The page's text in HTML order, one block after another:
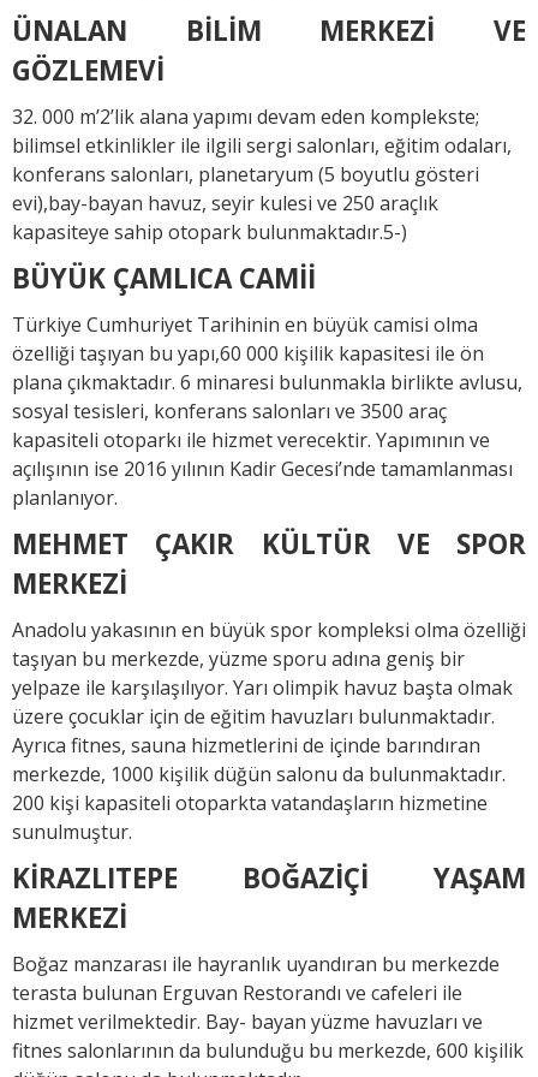
ÜNALAN BİLİM MERKEZİ VE
GÖZLEMEVİ
32. 000 m’2’lik alana yapımı devam eden komplekste;
bilimsel etkinlikler ile ilgili sergi salonları, eğitim odaları,
konferans salonları, planetaryum (5 boyutlu gösteri
evi),bay-bayan havuz, seyir kulesi ve 250 araçlık
kapasiteye sahip otopark bulunmaktadır.5-)
BÜYÜK ÇAMLICA CAMİİ
Türkiye Cumhuriyet Tarihinin en büyük camisi olma
özelliği taşıyan bu yapı,60 000 kişilik kapasitesi ile ön
plana çıkmaktadır. 6 minaresi bulunmakla birlikte avlusu,
sosyal tesisleri, konferans salonları ve 3500 araç
kapasiteli otoparkı ile hizmet verecektir. Yapımının ve
açılışının ise 2016 yılının Kadir Gecesi’nde tamamlanması
planlanıyor.
MEHMET ÇAKIR KÜLTÜR VE SPOR
MERKEZİ
Anadolu yakasının en büyük spor kompleksi olma özelliği
taşıyan bu merkezde, yüzme sporu adına geniş bir
yelpaze ile karşılaşılıyor. Yarı olimpik havuz başta olmak
üzere çocuklar için de eğitim havuzları bulunmaktadır.
Ayrıca fitnes, sauna hizmetlerini de içinde barındıran
merkezde, 1000 kişilik düğün salonu da bulunmaktadır.
200 kişi kapasiteli otoparkta vatandaşların hizmetine
sunulmuştur.
KİRAZLITEPE BOĞAZİÇİ YAŞAM
MERKEZİ
Boğaz manzarası ile hayranlık uyandıran bu merkezde
terasta bulunan Erguvan Restorandı ve cafeleri ile
hizmet verilmektedir. Bay- bayan yüzme havuzları ve
fitnes salonlarının da bulunduğu bu merkezde, 600 kişilik